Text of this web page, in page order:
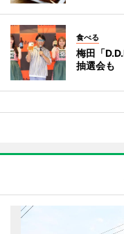
食べる
梅田「
抽選会も